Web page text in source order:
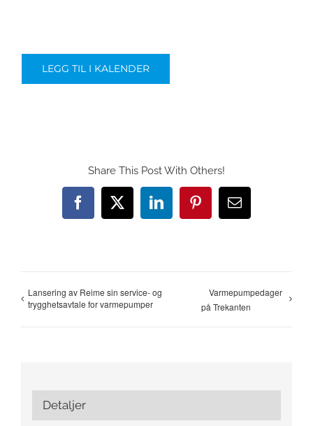
LEGG TIL I KALENDER
Share This Post With Others!
Facebook
X LinkedInPinterest
E-
post
Lansering av Reime sin service- og
trygghetsavtale for varmepumper
Varmepumpedager
på Trekanten
Detaljer